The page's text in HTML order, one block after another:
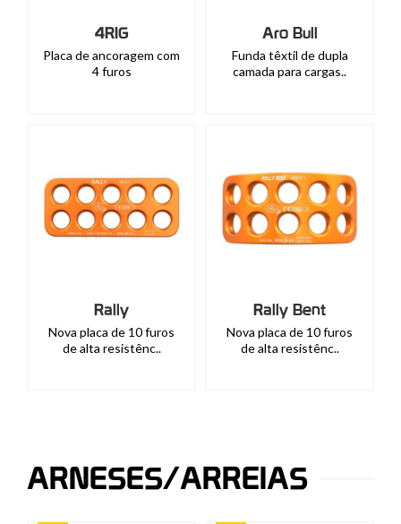
4RIG
Placa de ancoragem com
4 furos
Aro Bull
Funda têxtil de dupla
camada para cargas..
Rally
Nova placa de 10 furos
de alta resistênc..
Rally Bent
Nova placa de 10 furos
de alta resistênc..
ARNESES/ARREIAS